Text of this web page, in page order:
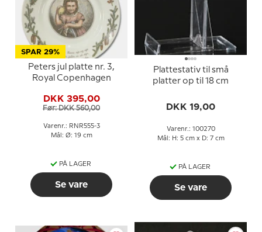
SPAR 29%
Peters jul platte nr. 3,
Royal Copenhagen
DKK 395,00
Før: DKK 560,00
Varenr.: RNR555-3
Mål: Ø: 19 cm
PÅ LAGER
Se vare
Plattestativ til små
platter op til 18 cm
DKK 19,00
Varenr.: 100270
Mål: H: 5 cm x D: 7 cm
PÅ LAGER
Se vare